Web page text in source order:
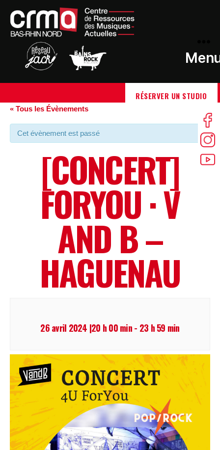
RÉSERVER UN STUDIO
« Tous les Évènements
Cet évènement est passé
[CONCERT]
FORYOU · V
AND B –
HAGUENAU
26 avril 2024 |20 h 00 min- 23 h 59 min